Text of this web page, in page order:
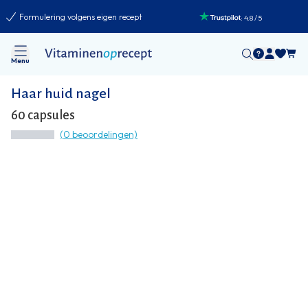
Formulering volgens eigen recept :4.8/5
Menu
Haar huid nagel
60 capsules
(0 beoordelingen)